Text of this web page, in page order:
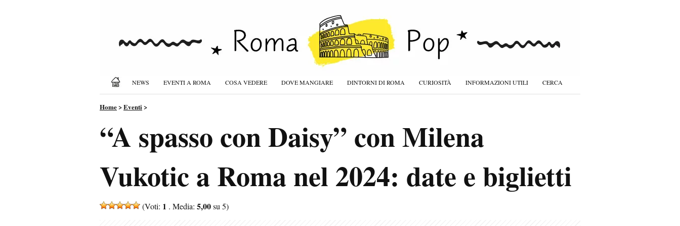
NEWS EVENTI A ROMA COSA VEDERE DOVE MANGIARE DINTORNI DI ROMA CURIOSITÀ INFORMAZIONI UTILI CERCA
Home>Eventi>
“A spasso con Daisy” con Milena
Vukotic a Roma nel 2024: date e biglietti
(Voti: 1 . Media: 5,00su 5)